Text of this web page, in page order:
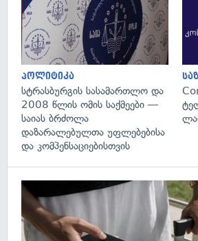
პოლიტიკა
სტრასბურგის სასამართლო და
2008 წლის ომის საქმეები —
საიას ბრძოლა
დაზარალებულთა უფლებებისა
და კომპენსაციებისთვის